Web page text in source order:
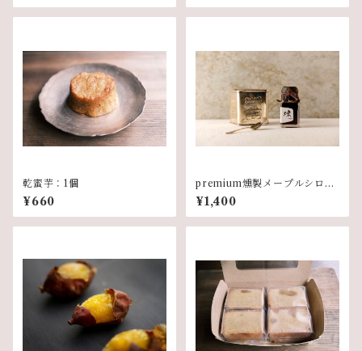
乾蜜芋：1個
¥660
premium燻製メープルシロッ
プ：1本
¥1,400